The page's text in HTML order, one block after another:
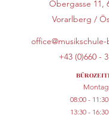
Obergasse 11,
Vorarlberg /
+43 (0)660 -
Montag
08:00 -
13:30 -